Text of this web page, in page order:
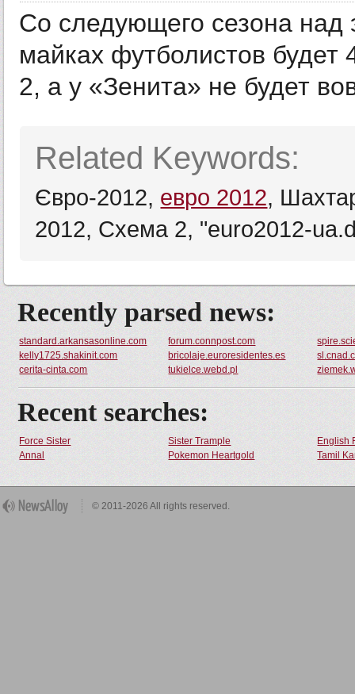
Со следующего сезона над
майках футболистов
2, а у «Зенита» не будет
Related Keywords:
Євро-2012, евро 2012,
2012, Схема 2, "euro2012-
Recently parsed news:
standard.arkansasonline.com forum.connpost.com
kelly1725.shakinit.com
bricolaje.euroresidentes.es
cerita-cinta.com
tukielce.webd.pl
Recent searches:
Force Sister Sister Trample
English
Annal
Pokemon Heartgold Tamil
© 2011-2026 All rights reserved.